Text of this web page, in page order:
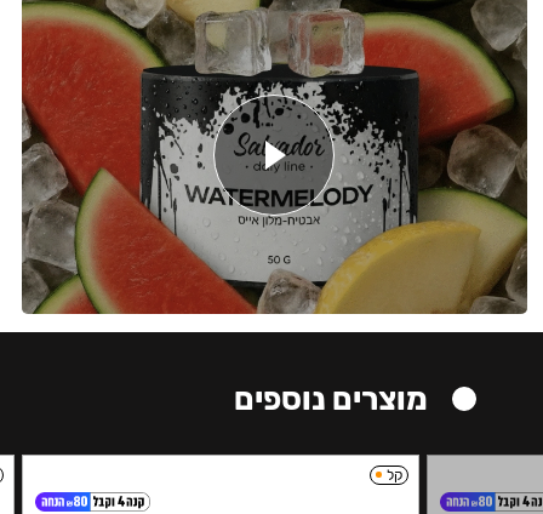
מוצרים נוספים
קל